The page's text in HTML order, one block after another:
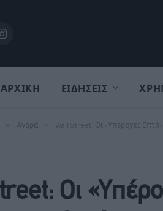
Instagram
ΑΡΧΙΚΗ ΕΙΔΗΣΕΙΣ
Αγορά Wall Street: Οι «Υπέροχες
Οι